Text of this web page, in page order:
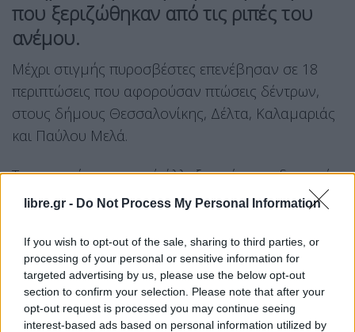
libre.gr - Do Not Process My Personal Information
If you wish to opt-out of the sale, sharing to third parties, or
processing of your personal or sensitive information for
targeted advertising by us, please use the below opt-out
section to confirm your selection. Please note that after your
opt-out request is processed you may continue seeing
interest-based ads based on personal information utilized by
που ξεριζώθηκαν από τις ριπές του
ανέμου.
Μέχρι στιγμής πυροσβέστες επενέβησαν σε 18
περιπτώσεις που αφορούσαν πτώσεις δέντρων,
στους δήμους Θεσσαλονίκης, Δέλτα, Καλαμαριάς
και Παύλου Μελά.
Το σκηνικό του καιρού άλλαξε απότομα, δυνατοί
άνεμοι που φθάνουν και τα 9 μποφόρ πνέουν στη
αισθητά.
Facebook Share on X Bluesky
Email Copy Link